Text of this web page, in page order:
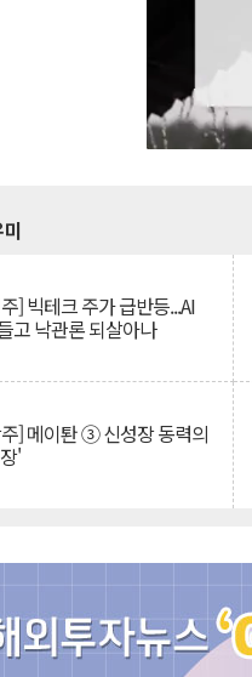
] 빅테크 주가 급반등...AI
고 낙관론 되살아나
] 메이퇀 ③ 신성장 동력의
'